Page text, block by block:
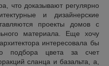
что доказывают регулярно
и дизайнерские
проекты домов с
материала. Еще хочу
интересовала бы
подбора цвета за счет
сланца и базальта, а,